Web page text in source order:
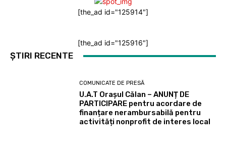
[the_ad id="125914"]
[the_ad id="125916"]
ȘTIRI RECENTE
COMUNICATE DE PRESĂ
U.A.T Orașul Călan – ANUNȚ DE
PARTICIPARE pentru acordare de
finanțare nerambursabilă pentru
activități nonprofit de interes local